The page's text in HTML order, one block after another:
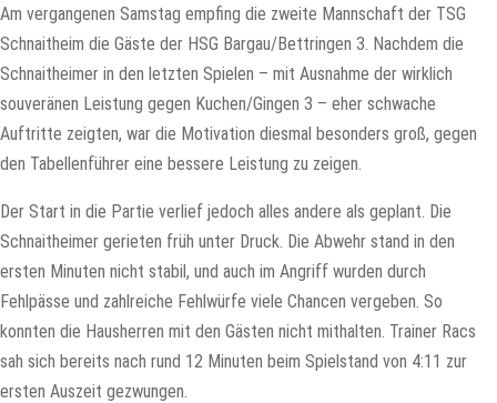
Am vergangenen Samstag empfing die zweite Mannschaft der TSG
Schnaitheim die Gäste der HSG Bargau/Bettringen 3. Nachdem die
Schnaitheimer in den letzten Spielen – mit Ausnahme der wirklich
souveränen Leistung gegen Kuchen/Gingen 3 – eher schwache
Auftritte zeigten, war die Motivation diesmal besonders groß, gegen
den Tabellenführer eine bessere Leistung zu zeigen.
Der Start in die Partie verlief jedoch alles andere als geplant. Die
Schnaitheimer gerieten früh unter Druck. Die Abwehr stand in den
ersten Minuten nicht stabil, und auch im Angriff wurden durch
Fehlpässe und zahlreiche Fehlwürfe viele Chancen vergeben. So
konnten die Hausherren mit den Gästen nicht mithalten. Trainer Racs
sah sich bereits nach rund 12 Minuten beim Spielstand von 4:11 zur
ersten Auszeit gezwungen.